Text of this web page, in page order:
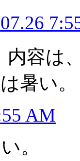
内容は
暑い。
AM
。